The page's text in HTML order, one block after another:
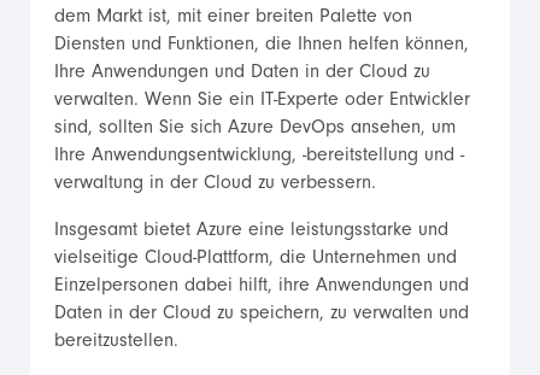
dem Markt ist, mit einer breiten Palette von
Diensten und Funktionen, die Ihnen helfen können,
Ihre Anwendungen und Daten in der Cloud zu
verwalten. Wenn Sie ein IT-Experte oder Entwickler
sind, sollten Sie sich Azure DevOps ansehen, um
Ihre Anwendungsentwicklung, -bereitstellung und -
verwaltung in der Cloud zu verbessern.
Insgesamt bietet Azure eine leistungsstarke und
vielseitige Cloud-Plattform, die Unternehmen und
Einzelpersonen dabei hilft, ihre Anwendungen und
Daten in der Cloud zu speichern, zu verwalten und
bereitzustellen.